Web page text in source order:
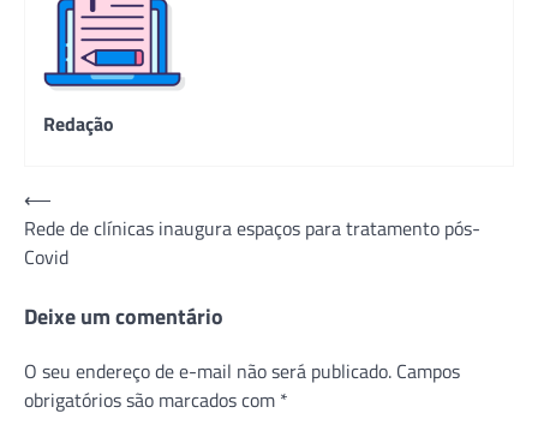
Redação
Navegação
de
Post
⟵
Rede de clínicas inaugura espaços para tratamento pós-
Covid
Deixe um comentário
O seu endereço de e-mail não será publicado. Campos
obrigatórios são marcados com *